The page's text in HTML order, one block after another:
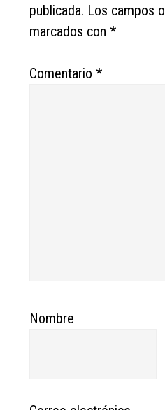
publicada. Los campos
marcados con*
Comentario*
Nombre